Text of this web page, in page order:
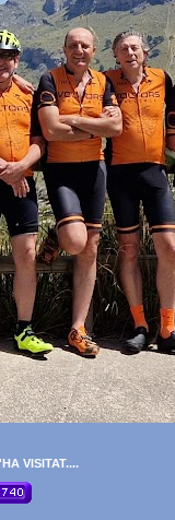
VISITAT....